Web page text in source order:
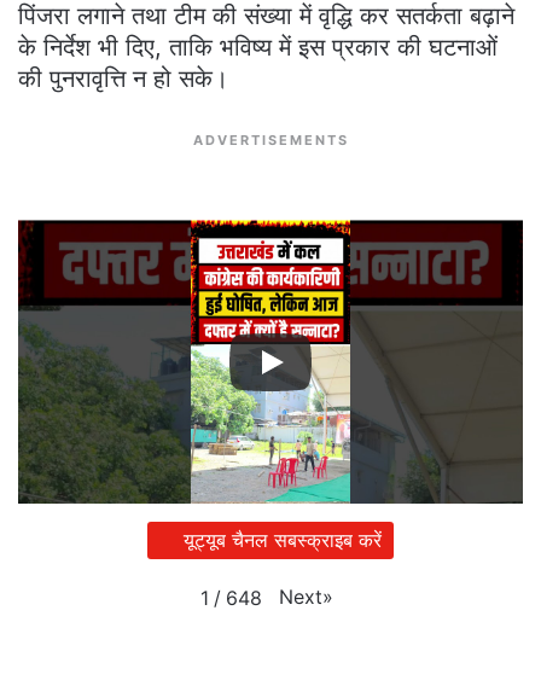
पिंजरा लगाने तथा टीम की संख्या में वृद्धि कर सतर्कता बढ़ाने
के निर्देश भी दिए, ताकि भविष्य में इस प्रकार की घटनाओं
की पुनरावृत्ति न हो सके।
ADVERTISEMENTS
यूट्यूब चैनल सबस्क्राइब करें
1 / 648 Next»